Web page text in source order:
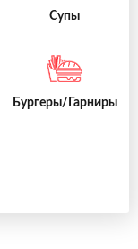
Супы
Бургеры/Гарниры